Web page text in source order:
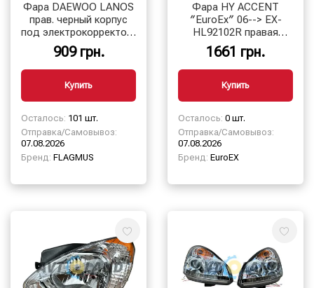
Фара DAEWOO LANOS
прав. черный корпус
под электрокорректор,
FLAGMUS
909 грн.
Купить
Осталось: 101 шт.
Отправка/Самовывоз:
07.08.2026
Бренд: FLAGMUS
Фара HY ACCENT
″EuroEx″ 06--> EX-
HL92102R правая
(92102-1E000)
1661 грн.
Купить
Осталось: 0 шт.
Отправка/Самовывоз:
07.08.2026
Бренд: EuroEX